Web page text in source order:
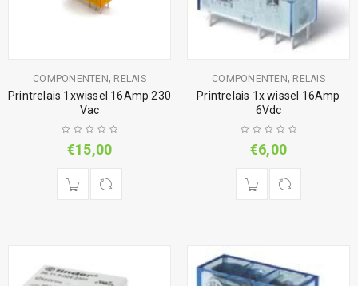
COMPONENTEN, RELAIS
Printrelais 1xwissel 16Amp 230
Vac
€15,00
COMPONENTEN, RELAIS
Printrelais 1x wissel 16Amp
6Vdc
€6,00